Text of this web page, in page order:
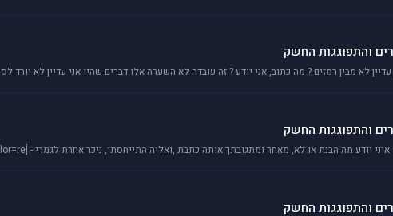
והתפוגגות החשק
לא מבין רמזים ? מה כתוב, אני יודע ? זה עובדה לא השערה אלו דברים שהיו אני עדיין לא יורד
והתפוגגות החשק
והתפוגגות החשק